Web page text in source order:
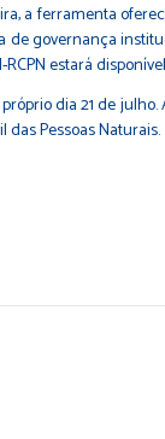
a ferramenta
governança
estará
dia 21 de
Pessoas Naturais.